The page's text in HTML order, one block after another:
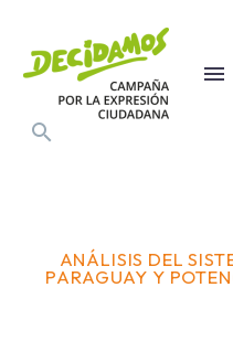
ANÁLISIS DEL
PARAGUAY Y